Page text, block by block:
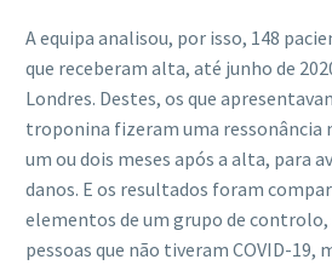
A equipa analisou, por isso, 148
que receberam alta, até junho de
Londres. Destes, os que
troponina fizeram uma ressonância
um ou dois meses após a alta, para
danos. E os resultados foram
elementos de um grupo de
pessoas que não tiveram COVID-19,